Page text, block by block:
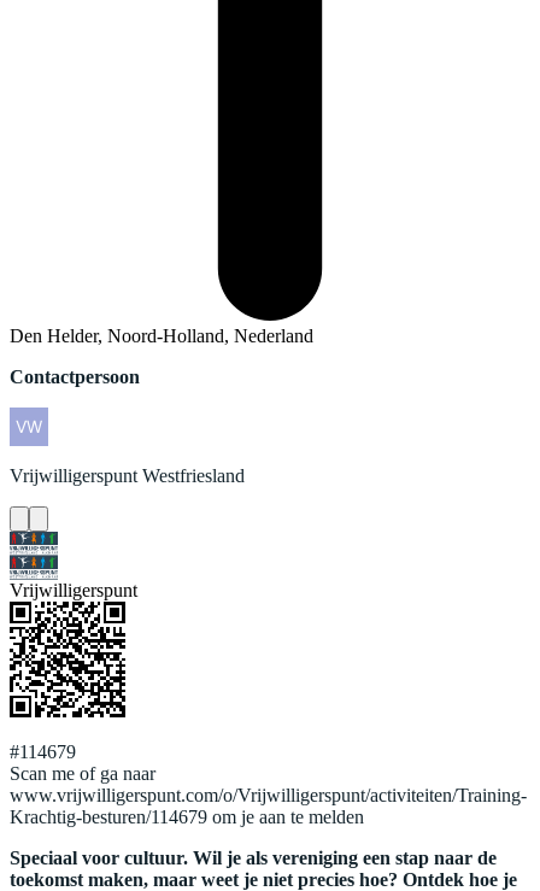
Den Helder, Noord-Holland, Nederland
Contactpersoon
Vrijwilligerspunt Westfriesland
Vrijwilligerspunt
#114679
Scan me of ga naar
www.vrijwilligerspunt.com/o/Vrijwilligerspunt/activiteiten/Training-
Krachtig-besturen/114679 om je aan te melden
Speciaal voor cultuur. Wil je als vereniging een stap naar de
toekomst maken, maar weet je niet precies hoe? Ontdek hoe je